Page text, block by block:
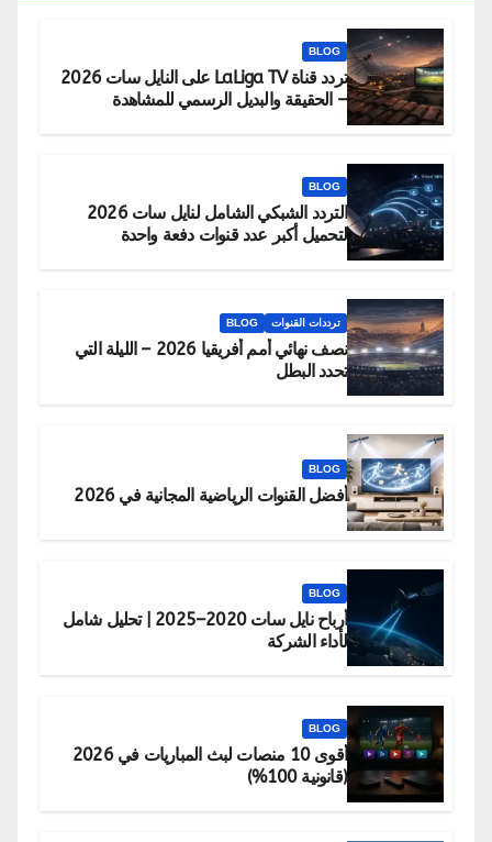
BLOG
تردد قناة LaLiga TV على النايل سات 2026
– الحقيقة والبديل الرسمي للمشاهدة
BLOG
التردد الشبكي الشامل لنايل سات 2026
لتحميل أكبر عدد قنوات دفعة واحدة
ترددات القنوات BLOG
نصف نهائي أمم أفريقيا 2026 – الليلة التي
تحدد البطل
BLOG
أفضل القنوات الرياضية المجانية في 2026
BLOG
أرباح نايل سات 2020–2025 | تحليل شامل
لأداء الشركة
BLOG
أقوى 10 منصات لبث المباريات في 2026
(قانونية 100%)